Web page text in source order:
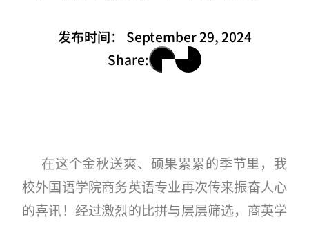
发布时间：
September 29, 2024
Share:
在这个金秋送爽、硕果累累的季节里，我
校外国语学院商务英语专业再次传来振奋人心
的喜讯！经过激烈的比拼与层层筛选，商英学